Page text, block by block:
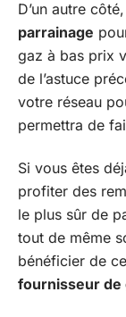
D’un autre
parrainage
gaz à bas prix
de l’astuce
votre réseau
permettra de
Si vous êtes
profiter des
le plus sûr de
tout de même
bénéficier de
fournisseur de